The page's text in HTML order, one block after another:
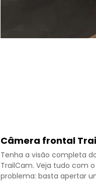
Câmera frontal
Tenha a visão completa
TrailCam. Veja tudo com
problema: basta apertar